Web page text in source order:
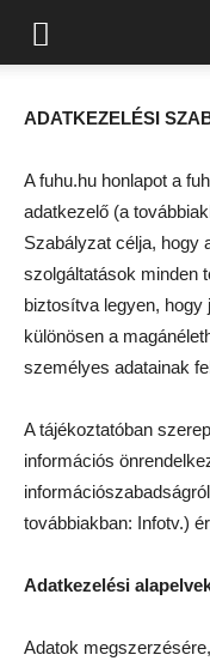
ADATKEZELÉSI
A fuhu.hu honlapot a
adatkezelő (a
Szabályzat célja, hogy
szolgáltatások minden
biztosítva legyen, hogy
különösen a
személyes adatainak
A tájékoztatóban
információs
továbbiakban: Infotv.)
Adatkezelési
Adatok